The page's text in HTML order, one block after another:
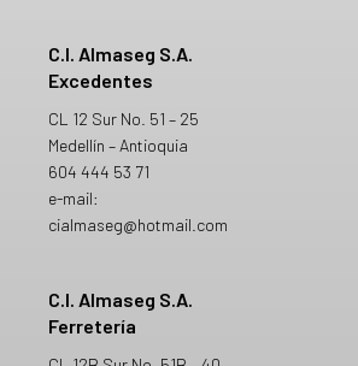
C.I. Almaseg S.A.
Excedentes
CL 12 Sur No. 51 – 25
Medellín – Antioquia
604 444 53 71
e-mail:
cialmaseg@hotmail.com
C.I. Almaseg S.A.
Ferretería